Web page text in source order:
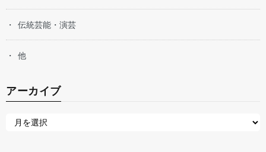
伝統芸能・演芸
他
アーカイブ